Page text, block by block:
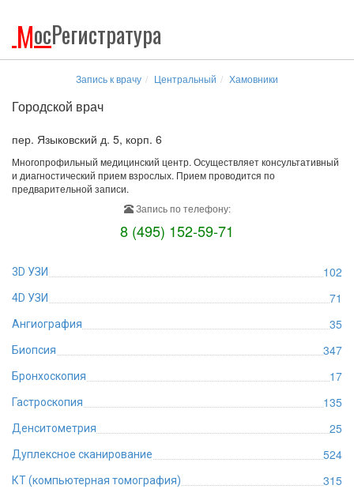
МосРегистратура
Запись к врачу Центральный Хамовники
Городской врач
пер. Языковский д. 5, корп. 6
Многопрофильный медицинский центр. Осуществляет консультативный
и диагностический прием взрослых. Прием проводится по
предварительной записи.
Запись по телефону:
8 (495) 152-59-71
3D УЗИ 102
4D УЗИ 71
Ангиография 35
Биопсия 347
Бронхоскопия 17
Гастроскопия 135
Денситометрия 25
Дуплексное сканирование 524
КТ (компьютерная томография) 315